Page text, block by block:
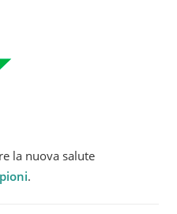
la nuova salute
.